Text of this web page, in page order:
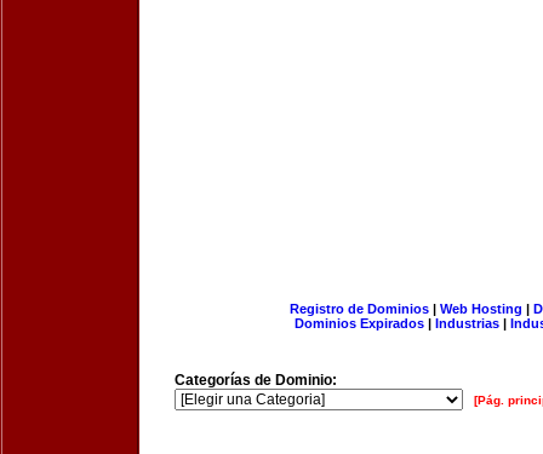
Registro de Dominios| Web Hosting |
Dominios Expirados | Industrias |
Categorías de Dominio:
[Pág.